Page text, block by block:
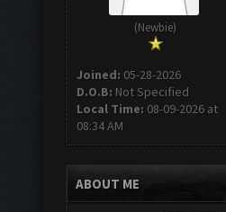
(Newbie)
Joined: 05-28-2026
D.O.B: Not Specified
Local Time: 08-09-2026 at
08:34 AM
ABOUT ME